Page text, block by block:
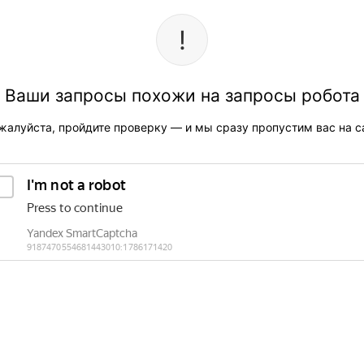
Ваши запросы похожи на запросы робота
пройдите проверку — и мы сразу пропустим вас на